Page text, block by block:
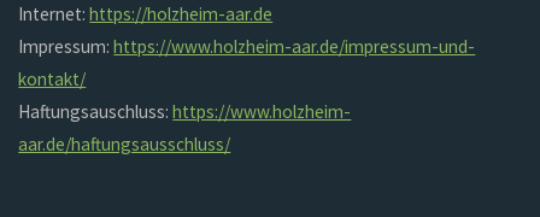
Internet:https://holzheim-aar.de
Impressum:https://www.holzheim-aar.de/impressum-und-
kontakt/
Haftungsauschluss:https://www.holzheim-
aar.de/haftungsausschluss/